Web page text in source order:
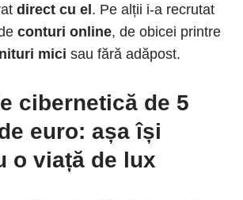
direct cu el. Pe alții i-a recrutat
conturi online, de obicei printre
mici sau fără adăpost.
cibernetică de 5
euro: așa își
o viață de lux